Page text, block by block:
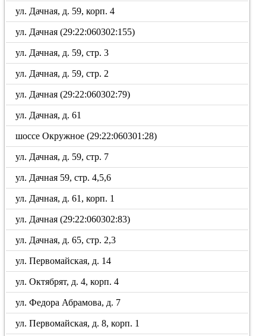
ул. Дачная, д. 59, корп. 4
ул. Дачная (29:22:060302:155)
ул. Дачная, д. 59, стр. 3
ул. Дачная, д. 59, стр. 2
ул. Дачная (29:22:060302:79)
ул. Дачная, д. 61
шоссе Окружное (29:22:060301:28)
ул. Дачная, д. 59, стр. 7
ул. Дачная 59, стр. 4,5,6
ул. Дачная, д. 61, корп. 1
ул. Дачная (29:22:060302:83)
ул. Дачная, д. 65, стр. 2,3
ул. Первомайская, д. 14
ул. Октябрят, д. 4, корп. 4
ул. Федора Абрамова, д. 7
ул. Первомайская, д. 8, корп. 1